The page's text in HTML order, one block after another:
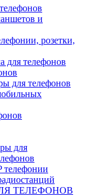
и
розетки,
для телефонов
для телефонов
для
телефонии
ТЕЛЕФОНОВ